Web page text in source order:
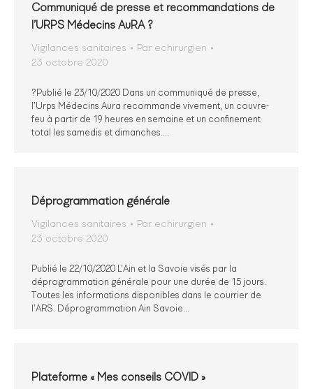
Communiqué de presse et recommandations de
l’URPS Médecins AuRA ?
Vigilances sanitaires Par echirurgien
23 octobre 2020
?Publié le 23/10/2020 Dans un communiqué de presse,
l’Urps Médecins Aura recommande vivement, un couvre-
feu à partir de 19 heures en semaine et un confinement
total les samedis et dimanches.…
Déprogrammation générale
Vigilances sanitaires Par echirurgien
23 octobre 2020
Publié le 22/10/2020 L’Ain et la Savoie visés par la
déprogrammation générale pour une durée de 15 jours.
Toutes les informations disponibles dans le courrier de
l’ARS. Déprogrammation Ain Savoie…
Plateforme « Mes conseils COVID »